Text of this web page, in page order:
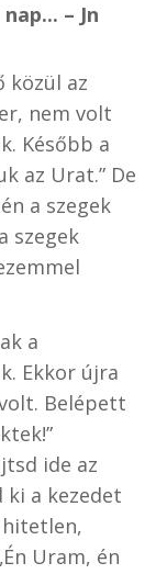
– Jn
közül az
nem volt
Később a
az Urat.” De
a szegek
szegek
a
Ekkor újra
Belépett
ide az
ki a kezedet
Uram, én